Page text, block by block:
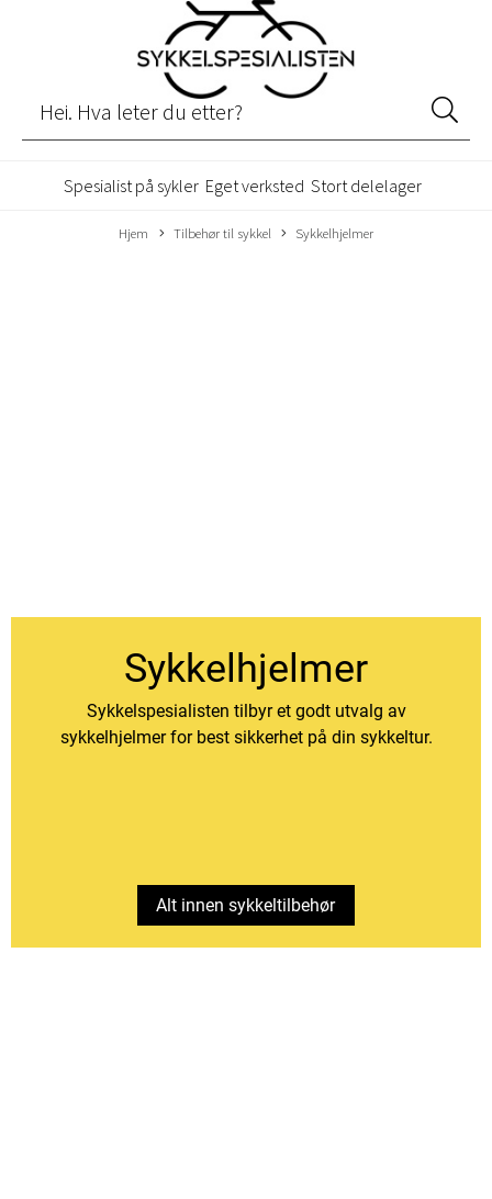
Spesialist på sykler Eget verksted Stort delelager
Hjem Tilbehør til sykkel Sykkelhjelmer
Sykkelhjelmer
Sykkelspesialisten tilbyr et godt utvalg av
sykkelhjelmer for best sikkerhet på din sykkeltur.
Alt innen sykkeltilbehør